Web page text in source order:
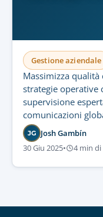
Gestione aziendale
Massimizza
strategie operative
supervisione
comunicazioni
JG Josh Gambín
30 Giu 2025• 4 min